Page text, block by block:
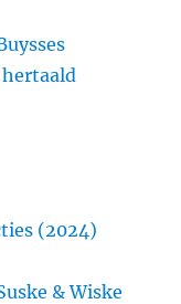
(2024)
& Wiske